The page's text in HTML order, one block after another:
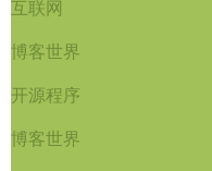
互联网
博客世界
开源程序
博客世界